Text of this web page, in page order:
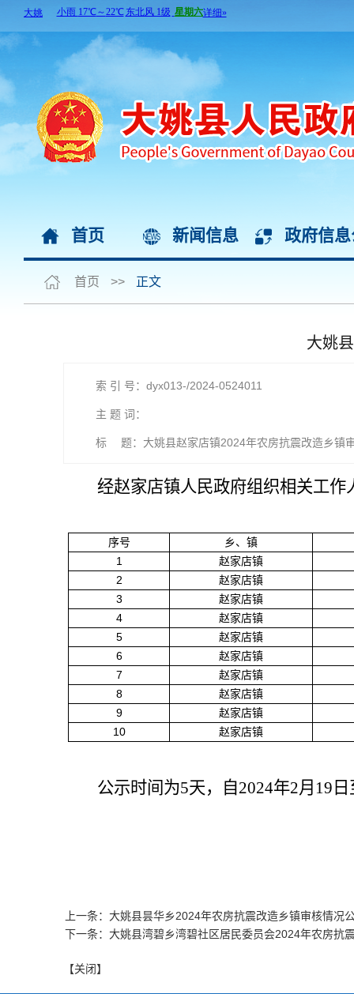
首页 新闻信息 政府信
首页 >> 正文
大姚
索 引 号：dyx013-/2024-0524011
主 题 词：
标 题：大姚县赵家店镇2024年农房抗震改造乡镇
经赵家店镇人民政府组织相关工作
序号 乡、镇
1 赵家店镇
2 赵家店镇
3 赵家店镇
4 赵家店镇
5 赵家店镇
6 赵家店镇
7 赵家店镇
8 赵家店镇
9 赵家店镇
10 赵家店镇
公示时间为5天，自2024年2月 19
上一条：大姚县昙华乡2024年农房抗震改造乡镇审核情况
下一条：大姚县湾碧乡湾碧社区居民委员会2024年农房抗
【关闭】